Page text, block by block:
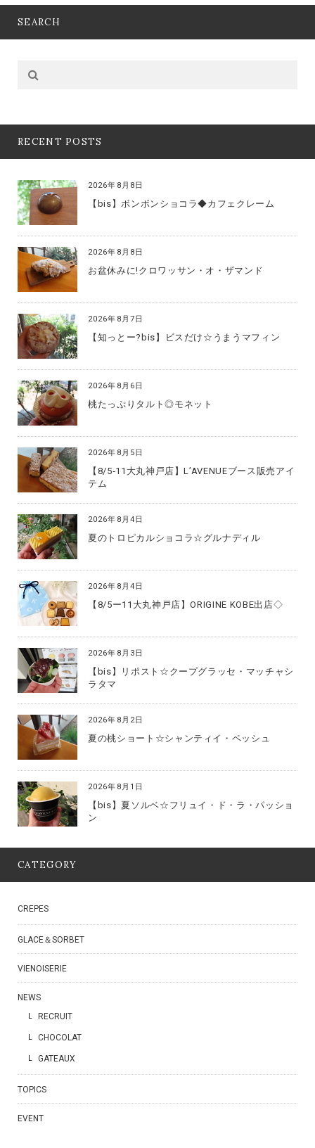
SEARCH
RECENT POSTS
【bis】ボンボンショコラ◆カフェクレーム
2026年8月8日
お盆休みに!クロワッサン・オ・ザマンド
2026年8月8日
【知っとー?bis】ビスだけ☆うまうマフィン
2026年8月7日
桃たっぷりタルト◎モネット
2026年8月6日
【8/5‐11大丸神戸店】L’AVENUEブース販売アイ
テム
2026年8月5日
夏のトロピカルショコラ☆グルナディル
2026年8月4日
【8/5ー11大丸神戸店】ORIGINE KOBE出店◇
2026年8月4日
【bis】リポスト☆クープグラッセ・マッチャシ
ラタマ
2026年8月3日
夏の桃ショート☆シャンティイ・ペッシュ
2026年8月2日
【bis】夏ソルベ☆フリュイ・ド・ラ・パッショ
ン
2026年8月1日
CATEGORY
CREPES
GLACE＆SORBET
VIENOISERIE
NEWS
RECRUIT
CHOCOLAT
GATEAUX
TOPICS
EVENT